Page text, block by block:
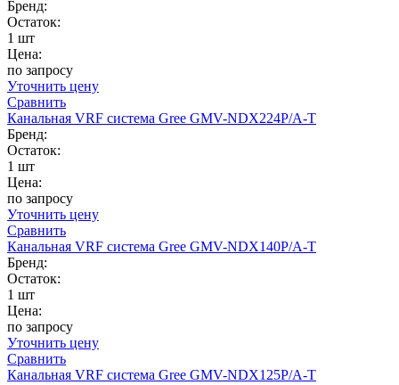
Бренд:
Остаток:
1 шт
Цена:
по запросу
Уточнить цену
Сравнить
Канальная VRF система Gree GMV-NDX224P/A-T
Бренд:
Остаток:
1 шт
Цена:
по запросу
Уточнить цену
Сравнить
Канальная VRF система Gree GMV-NDX140P/A-T
Бренд:
Остаток:
1 шт
Цена:
по запросу
Уточнить цену
Сравнить
Канальная VRF система Gree GMV-NDX125P/A-T